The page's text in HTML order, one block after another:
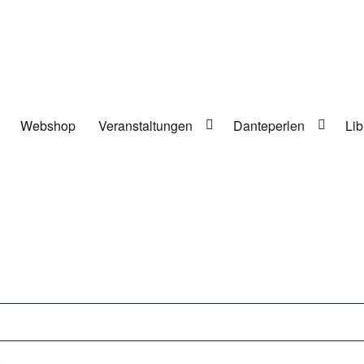
Webshop Veranstaltungen Danteperlen